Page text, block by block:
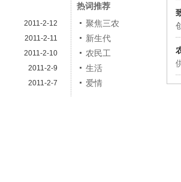
2011-2-12
2011-2-11
2011-2-10
2011-2-9
2011-2-7
热词推荐
聚焦三农
新生代
农民工
生活
爱情